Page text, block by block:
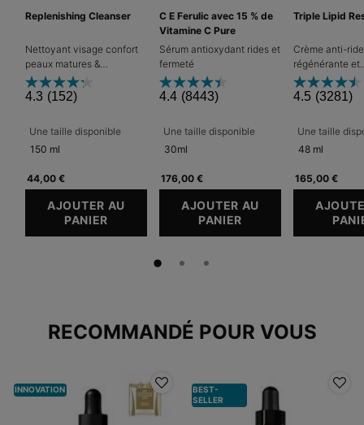
Replenishing Cleanser
Nettoyant visage confort
peaux matures &
déshydratées
4.3 (152)
Une taille disponible
150 ml
44,00 €
AJOUTER AU
PANIER REPLENISHING CLEANSER
C E Ferulic avec 15 % de
Vitamine C Pure
Sérum antioxydant rides et
fermeté
4.4 (8443)
Une taille disponible
30ml
176,00 €
AJOUTER AU
PANIER C E FERULIC
Triple Lipid
Crème anti-
régénérante et
nourrissante
4.5 (3281)
Une taille
48 ml
165,00 €
PDP Slot 1 SectionRECOMMANDÉ POUR VOUS
INNOVATION
BEST-
SELLER